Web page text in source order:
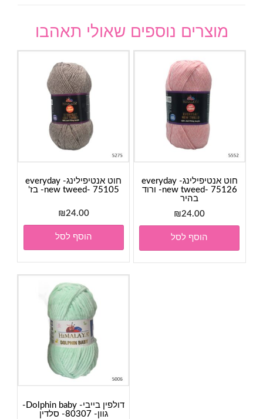
מוצרים נוספים שאולי תאהבו
חוט אנטיפילינג- everyday
new tweed- 75126- ורוד
בהיר
₪24.00
הוסף לסל
חוט אנטיפילינג- everyday
new tweed- 75105- בז'
₪24.00
הוסף לסל
דולפין בייבי- Dolphin baby-
גוון- 80307- סלדין